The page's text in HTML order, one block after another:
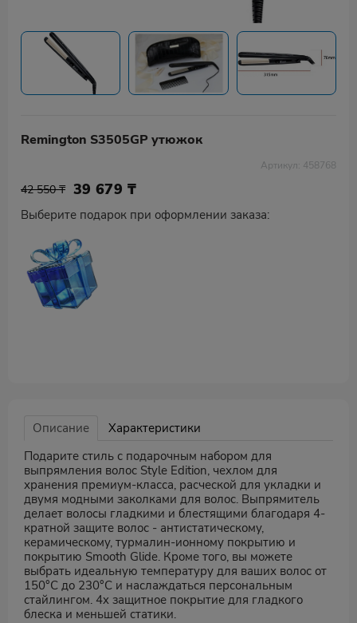
Remington S3505GP утюжок
Артикул: 458768
42 550 ₸ 39 679 ₸
Выберите подарок при оформлении заказа:
Описание
Характеристики
Подарите стиль с подарочным набором для
выпрямления волос Style Edition, чехлом для
хранения премиум-класса, расческой для укладки и
двумя модными заколками для волос. Выпрямитель
делает волосы гладкими и блестящими благодаря 4-
кратной защите волос - антистатическому,
керамическому, турмалин-ионному покрытию и
покрытию Smooth Glide. Кроме того, вы можете
выбрать идеальную температуру для ваших волос от
150°C до 230°C и наслаждаться персональным
стайлингом. 4x защитное покрытие для гладкого
блеска и меньшей статики.